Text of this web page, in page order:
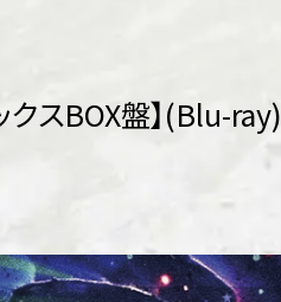
クスBOX盤】(Blu-ray)